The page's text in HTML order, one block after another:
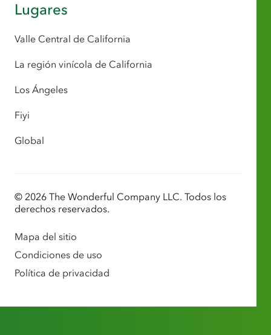
Lugares
Valle Central de California
La región vinícola de California
Los Ángeles
Fiyi
Global
© 2026 The Wonderful Company LLC. Todos los
derechos reservados.
Mapa del sitio
Condiciones de uso
Política de privacidad